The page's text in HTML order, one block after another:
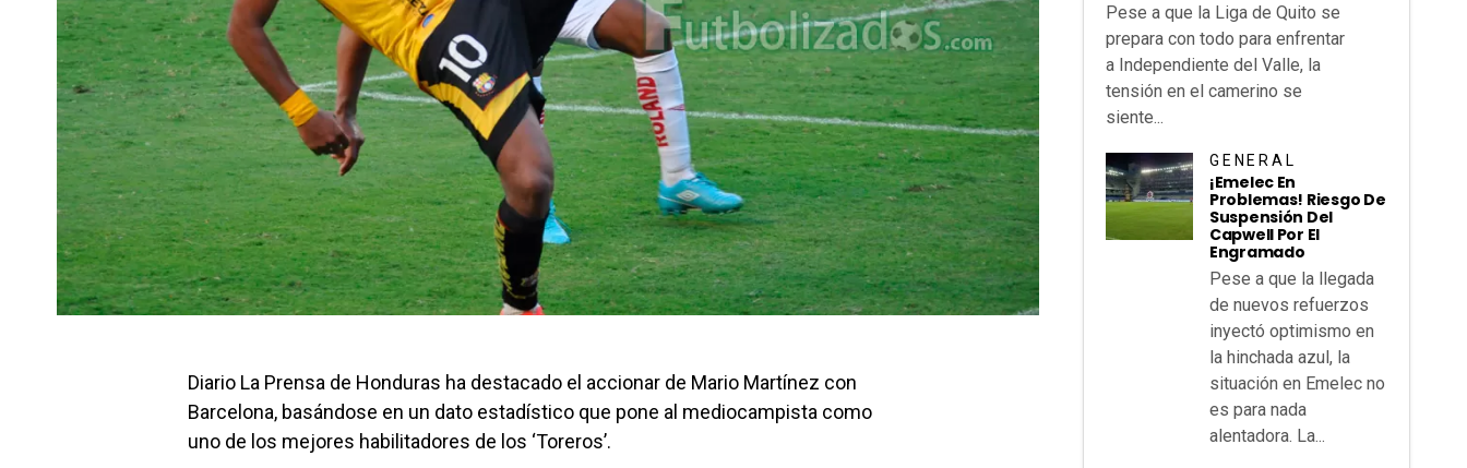
Diario La Prensa de Honduras ha destacado el accionar de Mario Martínez con
Barcelona, basándose en un dato estadístico que pone al mediocampista como
uno de los mejores habilitadores de los ‘Toreros’.
Pese a que la Liga de Quito se
prepara con todo para enfrentar
a Independiente del Valle, la
tensión en el camerino se
siente...
GENERAL
¡Emelec En
Problemas! Riesgo De
Suspensión Del
Capwell Por El
Engramado
Pese a que la llegada
de nuevos refuerzos
inyectó optimismo en
la hinchada azul, la
situación en Emelec no
es para nada
alentadora. La...